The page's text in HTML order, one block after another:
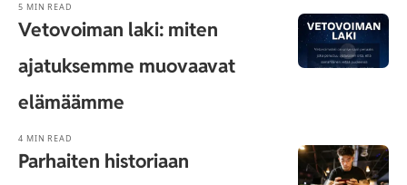
5 MIN READ
Vetovoiman laki: miten
ajatuksemme muovaavat
elämäämme
4 MIN READ
Parhaiten historiaan